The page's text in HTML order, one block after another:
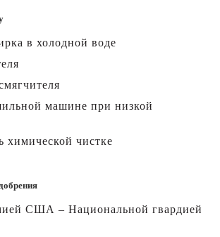
в холодной воде
машине при низкой
химической чистке
США – Национальной гвардией